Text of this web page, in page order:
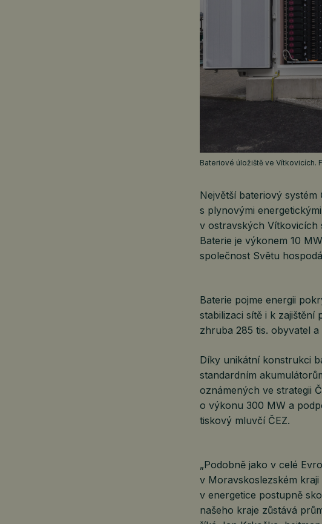
Bateriové úložiště ve Vítkovicích.
Největší bateriový
s plynovými
v ostravských Vítkovicích
Baterie je výkonem 10
společnost Světu
Baterie pojme energii
stabilizaci sítě i k zajištění
zhruba 285 tis. obyvatel
Díky unikátní konstrukci
standardním
oznámených ve strategii
o výkonu 300 MW a
tiskový mluvčí ČEZ.
„Podobně jako v celé
v Moravskoslezském
v energetice postupně
našeho kraje zůstává